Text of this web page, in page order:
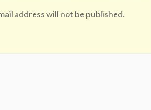
address will not be published.